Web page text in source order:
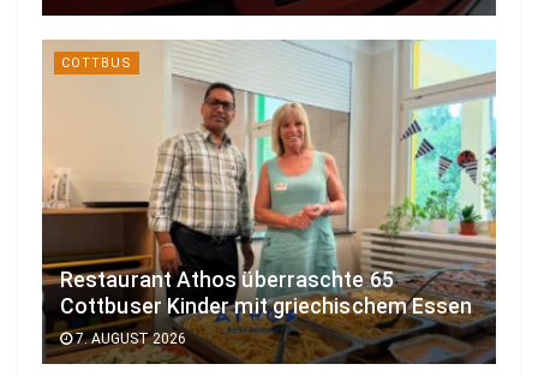
COTTBUS
Restaurant Athos überraschte 65
Cottbuser Kinder mit griechischem Essen
7. AUGUST 2026